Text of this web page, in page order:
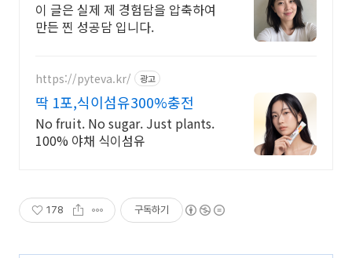
어터 김아연
이 글은 실제 제 경험담을 압축하여
만든 찐 성공담 입니다.
https://pyteva.kr/ 광고
딱 1포,식이섬유300%충전
No fruit. No sugar. Just plants.
100% 야채 식이섬유
178 구독하기